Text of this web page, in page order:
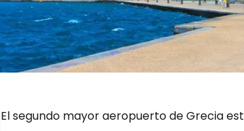
El segundo mayor aeropuerto de Grecia